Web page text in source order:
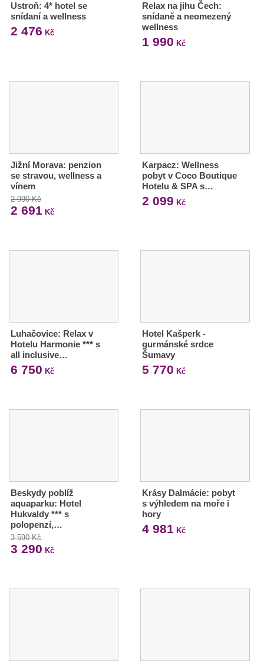
Ustroň: 4* hotel se
snídaní a wellness
2 476 Kč
Relax na jihu Čech:
snídaně a neomezený
wellness
1 990 Kč
Jižní Morava: penzion
se stravou, wellness a
vínem
2 990 Kč
2 691 Kč
Karpacz: Wellness
pobyt v Coco Boutique
Hotelu & SPA s…
2 099 Kč
Luhačovice: Relax v
Hotelu Harmonie *** s
all inclusive…
6 750 Kč
Hotel Kašperk -
gurmánské srdce
Šumavy
5 770 Kč
Beskydy poblíž
aquaparku: Hotel
Hukvaldy *** s
polopenzí,…
3 590 Kč
3 290 Kč
Krásy Dalmácie: pobyt
s výhledem na moře i
hory
4 981 Kč